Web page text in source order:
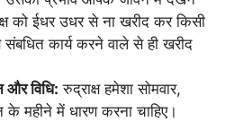
को ईधर उधर से ना खरीद कर किसी
संबधित कार्य करने वाले से ही खरीद
और विधि: रुद्राक्ष हमेशा सोमवार,
के महीने में धारण करना चाहिए।